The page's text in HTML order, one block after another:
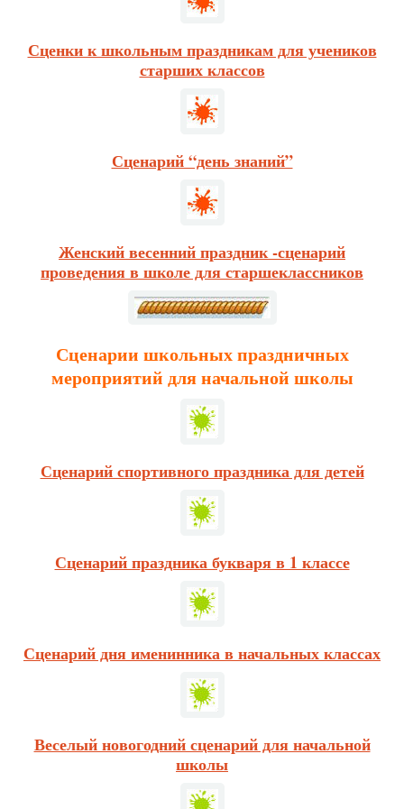
Сценки к школьным праздникам для учеников
старших классов
Сценарий “день знаний”
Женский весенний праздник -сценарий
проведения в школе для старшеклассников
Сценарии школьных праздничных
мероприятий для начальной школы
Сценарий спортивного праздника для детей
Сценарий праздника букваря в 1 классе
Сценарий дня именинника в начальных классах
Веселый новогодний сценарий для начальной
школы